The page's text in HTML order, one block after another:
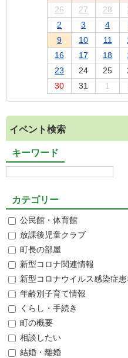
26
27 28
2
3 4
9
10 11
16
17 18
23
24 25
30
31 1
イベント検索
キーワード
カテゴリー
公民館・体育館
放課後児童クラブ
町長の部屋
新型コロナ関連情報
新型コロナウイルス感染症
年齢別子育て情報
くらし・手続き
町の概要
相談したい
結婚・離婚